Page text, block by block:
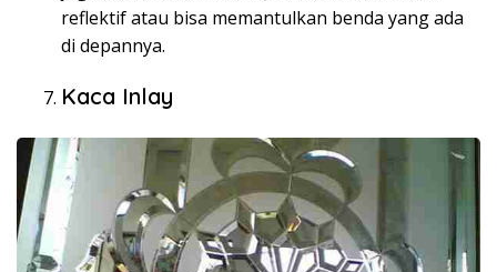
reflektif atau bisa memantulkan benda yang ada
di depannya.
Kaca Inlay